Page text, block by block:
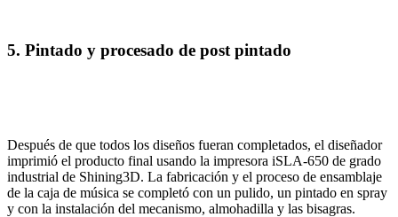
5. Pintado y procesado de post pintado
Después de que todos los diseños fueran completados, el diseñador
imprimió el producto final usando la impresora iSLA-650 de grado
industrial de Shining3D. La fabricación y el proceso de ensamblaje
de la caja de música se completó con un pulido, un pintado en spray
y con la instalación del mecanismo, almohadilla y las bisagras.